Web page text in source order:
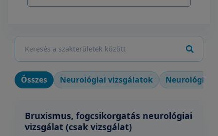
Összes Neurológiai vizsgálatok Neurológiai
Bruxismus, fogcsikorgatás neurológiai
vizsgálat (csak vizsgálat)